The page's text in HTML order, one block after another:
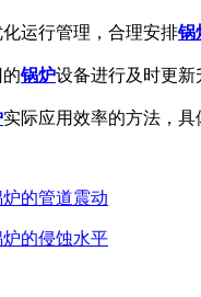
运行管理，合理安排锅
的锅炉设备进行及时更
实际应用效率的方法，
的管道震动
的侵蚀水平